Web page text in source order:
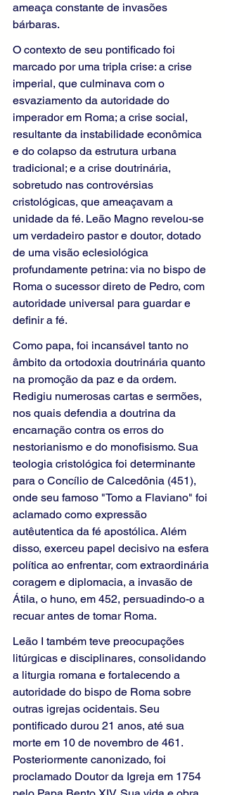
ameaça constante de invasões
bárbaras.
O contexto de seu pontificado foi
marcado por uma tripla crise: a crise
imperial, que culminava com o
esvaziamento da autoridade do
imperador em Roma; a crise social,
resultante da instabilidade econômica
e do colapso da estrutura urbana
tradicional; e a crise doutrinária,
sobretudo nas controvérsias
cristológicas, que ameaçavam a
unidade da fé. Leão Magno revelou-se
um verdadeiro pastor e doutor, dotado
de uma visão eclesiológica
profundamente petrina: via no bispo de
Roma o sucessor direto de Pedro, com
autoridade universal para guardar e
definir a fé.
Como papa, foi incansável tanto no
âmbito da ortodoxia doutrinária quanto
na promoção da paz e da ordem.
Redigiu numerosas cartas e sermões,
nos quais defendia a doutrina da
encarnação contra os erros do
nestorianismo e do monofisismo. Sua
teologia cristológica foi determinante
para o Concílio de Calcedônia (451),
onde seu famoso "Tomo a Flaviano" foi
aclamado como expressão
autêutentica da fé apostólica. Além
disso, exerceu papel decisivo na esfera
política ao enfrentar, com extraordinária
coragem e diplomacia, a invasão de
Átila, o huno, em 452, persuadindo-o a
recuar antes de tomar Roma.
Leão I também teve preocupações
litúrgicas e disciplinares, consolidando
a liturgia romana e fortalecendo a
autoridade do bispo de Roma sobre
outras igrejas ocidentais. Seu
pontificado durou 21 anos, até sua
morte em 10 de novembro de 461.
Posteriormente canonizado, foi
proclamado Doutor da Igreja em 1754